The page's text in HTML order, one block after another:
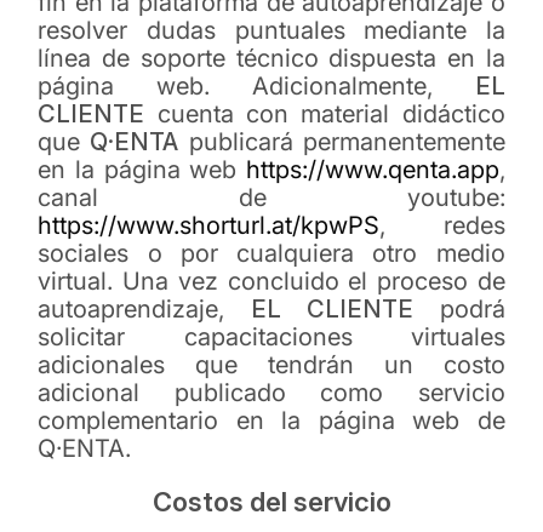
resolver dudas puntuales mediante la
línea de soporte técnico dispuesta en la
página web. Adicionalmente, EL
CLIENTE cuenta con material didáctico
que Q·ENTA publicará permanentemente
en la página web https://www.qenta.app,
canal de youtube:
https://www.shorturl.at/kpwPS, redes
sociales o por cualquiera otro medio
virtual. Una vez concluido el proceso de
autoaprendizaje, EL CLIENTE podrá
solicitar capacitaciones virtuales
adicionales que tendrán un costo
adicional publicado como servicio
complementario en la página web de
Q·ENTA.
Costos del servicio